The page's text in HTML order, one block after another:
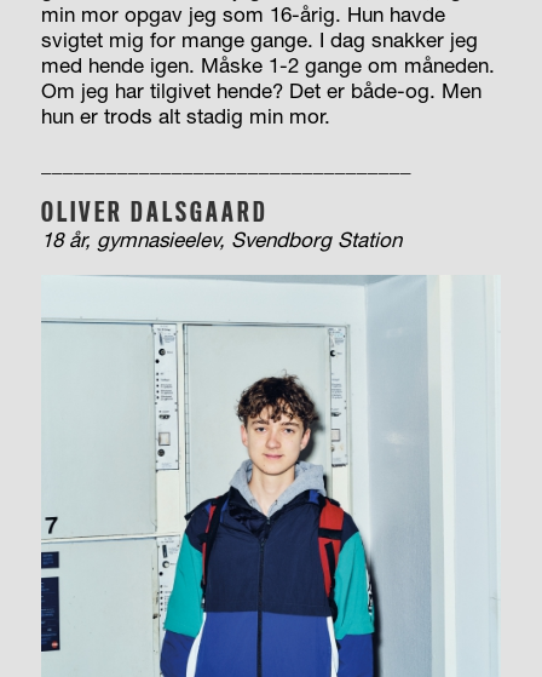
min mor opgav jeg som 16-årig. Hun havde
svigtet mig for mange gange. I dag snakker jeg
med hende igen. Måske 1-2 gange om måneden.
Om jeg har tilgivet hende? Det er både-og. Men
hun er trods alt stadig min mor.
OLIVER DALSGAARD
18 år, gymnasieelev, Svendborg Station